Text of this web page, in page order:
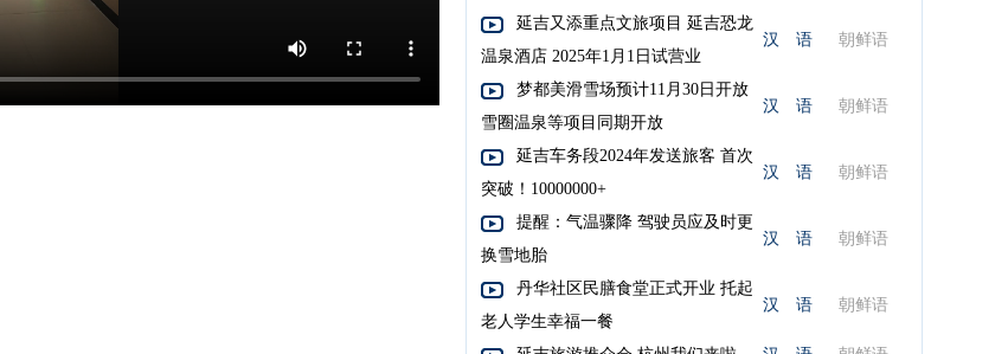
延吉又添重点文旅项目 延吉恐龙
温泉酒店 2025年1月1日试营业
汉 语 朝鲜语
梦都美滑雪场预计11月30日开放
雪圈温泉等项目同期开放
汉 语 朝鲜语
延吉车务段2024年发送旅客 首次
突破！10000000+
汉 语 朝鲜语
提醒：气温骤降 驾驶员应及时更
换雪地胎
汉 语 朝鲜语
丹华社区民膳食堂正式开业 托起
老人学生幸福一餐
汉 语 朝鲜语